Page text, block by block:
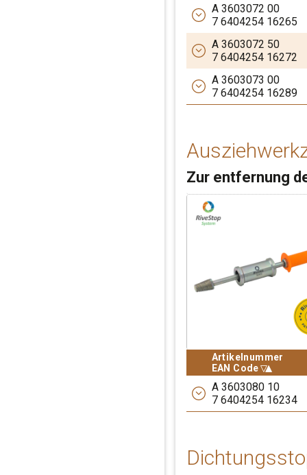
RIVEPIPE
Wiederverwendbare
A 3603072 00
7 6404254 16265
RIVEPIPE
Wiederverwendbare
A 3603072 50
7 6404254 16272
RIVEPIPE
Wiederverwendbare
A 3603073 00
7 6404254 16289
Zur entfernung
Artikelnummer
EAN Code
Sortiere absteigend
Artikelnummer
EAN Code
A 3603080 10
7 6404254 16234